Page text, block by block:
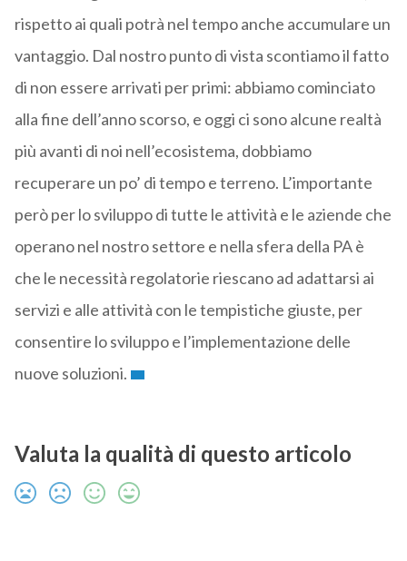
rispetto ai quali potrà nel tempo anche accumulare un
vantaggio. Dal nostro punto di vista scontiamo il fatto
di non essere arrivati per primi: abbiamo cominciato
alla fine dell’anno scorso, e oggi ci sono alcune realtà
più avanti di noi nell’ecosistema, dobbiamo
recuperare un po’ di tempo e terreno. L’importante
però per lo sviluppo di tutte le attività e le aziende che
operano nel nostro settore e nella sfera della PA è
che le necessità regolatorie riescano ad adattarsi ai
servizi e alle attività con le tempistiche giuste, per
consentire lo sviluppo e l’implementazione delle
nuove soluzioni.
Valuta la qualità di questo articolo